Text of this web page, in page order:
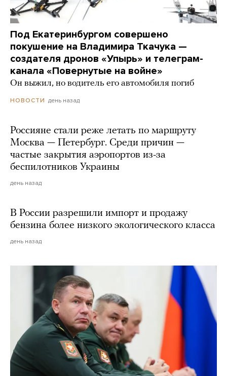
Под Екатеринбургом совершено
покушение на Владимира Ткачука —
создателя дронов «Упырь» и телеграм-
канала «Повернутые на войне»
Он выжил, но водитель его автомобиля погиб
НОВОСТИ день назад
Россияне стали реже летать по маршруту
Москва — Петербург. Среди причин —
частые закрытия аэропортов из-за
беспилотников Украины
день назад
В России разрешили импорт и продажу
бензина более низкого экологического класса
день назад